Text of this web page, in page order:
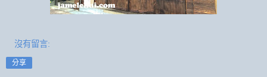
沒有留言:
分享